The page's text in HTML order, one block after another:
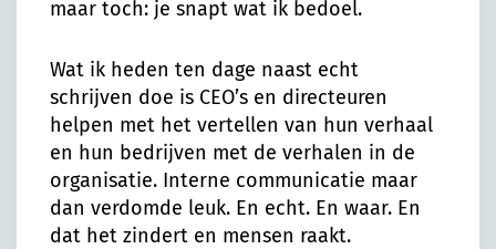
maar toch: je snapt wat ik bedoel.
Wat ik heden ten dage naast echt
schrijven doe is CEO’s en directeuren
helpen met het vertellen van hun verhaal
en hun bedrijven met de verhalen in de
organisatie. Interne communicatie maar
dan verdomde leuk. En echt. En waar. En
dat het zindert en mensen raakt.